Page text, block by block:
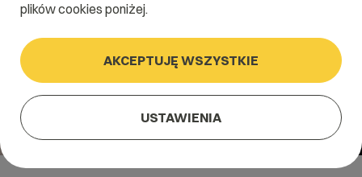
plików cookies poniżej.
AKCEPTUJĘ WSZYSTKIE
USTAWIENIA